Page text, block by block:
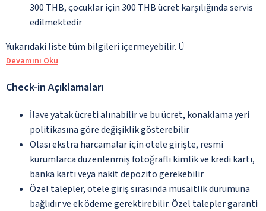
300 THB, çocuklar için 300 THB ücret karşılığında servis
edilmektedir
Yukarıdaki liste tüm bilgileri içermeyebilir. Ü
Devamını Oku
Check-in Açıklamaları
İlave yatak ücreti alınabilir ve bu ücret, konaklama yeri
politikasına göre değişiklik gösterebilir
Olası ekstra harcamalar için otele girişte, resmi
kurumlarca düzenlenmiş fotoğraflı kimlik ve kredi kartı,
banka kartı veya nakit depozito gerekebilir
Özel talepler, otele giriş sırasında müsaitlik durumuna
bağlıdır ve ek ödeme gerektirebilir. Özel talepler garanti